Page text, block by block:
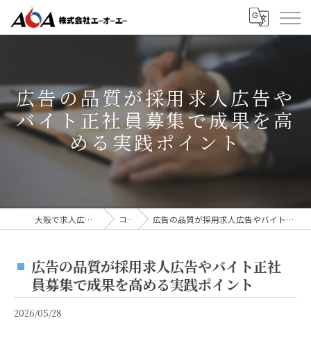
広告の品質が採用求人広告や
バイト正社員募集で成果を高
める実践ポイント
大阪で求人広告なら株式会社AOA コラム 広告の品質が採用求人広告やバイト正社員募集で成果を高める実践ポイント
広告の品質が採用求人広告やバイト正社
員募集で成果を高める実践ポイント
2026/05/28